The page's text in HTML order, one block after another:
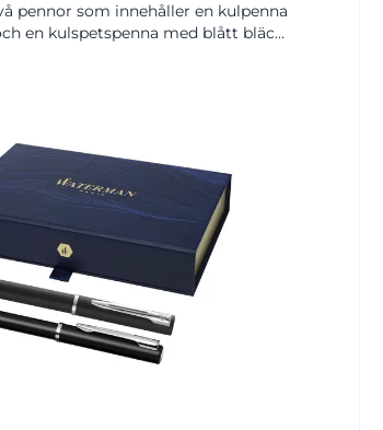
pennor som innehåller en kulpenna
en kulspetspenna med blått bläck.
i en presentförpackning.